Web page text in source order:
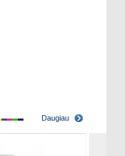
Daugiau